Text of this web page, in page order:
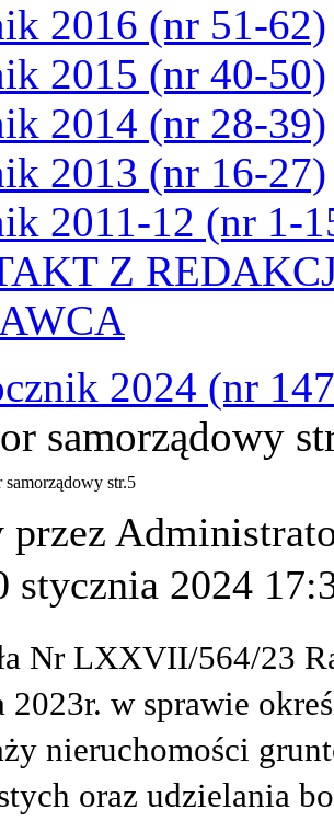
2016 (nr 51-62)
2015 (nr 40-50)
2014 (nr 28-39)
2013 (nr 16-27)
2011-12 (nr 1-
Z
2024 (nr
samorządowy
str.5
przez
stycznia 2024
Nr LXXVII/564/23
2023r. w sprawie
nieruchomości
oraz udzielania